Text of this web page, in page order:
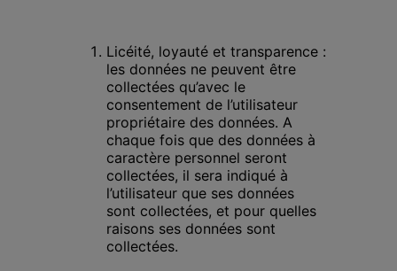
Licéité, loyauté et transparence :
les données ne peuvent être
collectées qu’avec le
consentement de l’utilisateur
propriétaire des données. A
chaque fois que des données à
caractère personnel seront
collectées, il sera indiqué à
l’utilisateur que ses données
sont collectées, et pour quelles
raisons ses données sont
collectées.